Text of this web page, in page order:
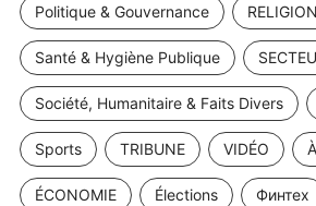
Politique & Gouvernance RELIGION
Santé & Hygiène Publique
Société, Humanitaire & Faits Divers
Sports TRIBUNE VIDÉO
ÉCONOMIE Élections Финтех